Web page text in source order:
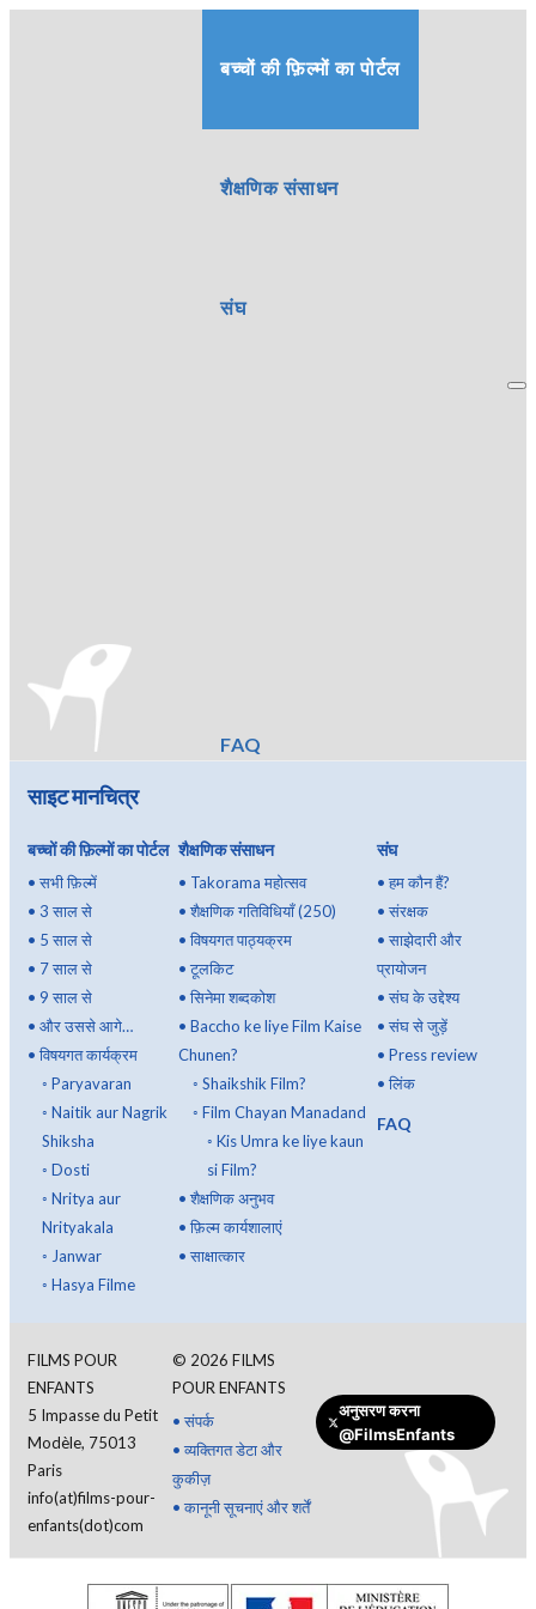
बच्चों की फ़िल्मों का पोर्टल
शैक्षणिक संसाधन
संघ
FAQ
साइट मानचित्र
बच्चों की फ़िल्मों का पोर्टल
• सभी फ़िल्में
• 3 साल से
• 5 साल से
• 7 साल से
• 9 साल से
• और उससे आगे…
• विषयगत कार्यक्रम
◦ Paryavaran
◦ Naitik aur Nagrik
Shiksha
◦ Dosti
◦ Nritya aur
Nrityakala
◦ Janwar
◦ Hasya Filme
शैक्षणिक संसाधन
• Takorama महोत्सव
• शैक्षणिक गतिविधियाँ (250)
• विषयगत पाठ्यक्रम
• टूलकिट
• सिनेमा शब्दकोश
• Baccho ke liye Film Kaise
Chunen?
◦ Shaikshik Film?
◦ Film Chayan Manadand
◦ Kis Umra ke liye kaun
si Film?
• शैक्षणिक अनुभव
• फ़िल्म कार्यशालाएं
• साक्षात्कार
संघ
•हम कौन हैं?
•संरक्षक
•साझेदारी और
प्रायोजन
•संघ के उद्देश्य
•संघ से जुड़ें
•Press review
•लिंक
FAQ
FILMS POUR
ENFANTS
5 Impasse du Petit
Modèle, 75013
Paris
info(at)films-pour-
enfants(dot)com
© 2026 FILMS
POUR ENFANTS
•संपर्क
•व्यक्तिगत डेटा और
कुकीज़
•कानूनी सूचनाएं और शर्तें
अनुसरण करना
@FilmsEnfants